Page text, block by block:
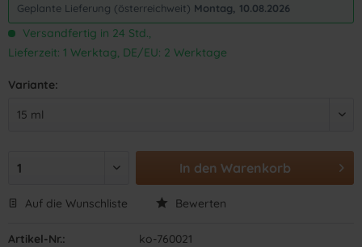
Geplante Lieferung (österreichweit) Montag, 10.08.2026
Versandfertig in 24 Std.,
Lieferzeit: 1 Werktag, DE/EU: 2 Werktage
Variante:
In den Warenkorb
Auf die Wunschliste Bewerten
Artikel-Nr.:
ko-760021